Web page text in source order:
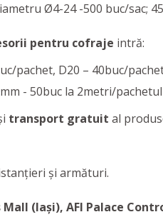
Ø4-24 -500 buc/sac;
pentru cofraje intră:
pachet, D20 – 40buc/
- 50buc la 2metri/
transport gratuit al
și armături.
(Iași), AFI Palace